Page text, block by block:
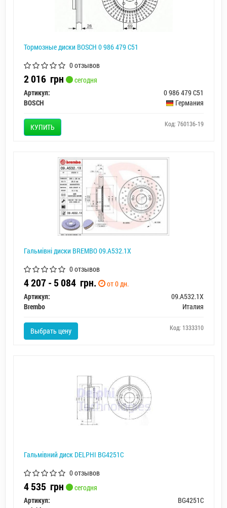
Тормозные диски BOSCH 0 986 479 C51
0 отзывов
2 016 грн
сегодня
Артикул:
0 986 479 C51
BOSCH
Германия
КУПИТЬ Код: 760136-19
Гальмівні диски BREMBO 09.A532.1X
0 отзывов
4 207 - 5 084 грн.
от 0 дн.
Артикул:
09.A532.1X
Brembo
Италия
Выбрать цену Код: 1333310
Гальмівний диск DELPHI BG4251C
0 отзывов
4 535 грн
сегодня
Артикул:
BG4251C